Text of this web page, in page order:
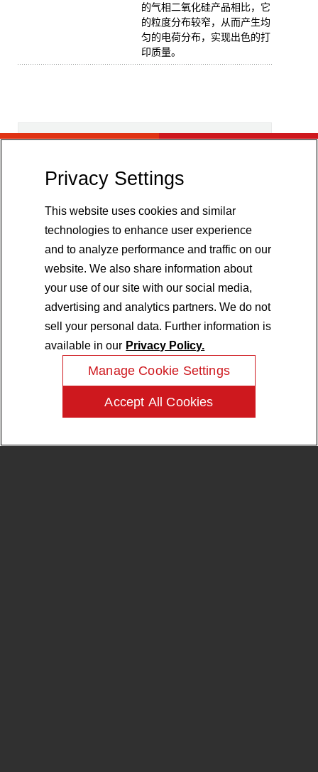
的气相二氧化硅产品相比，它
的粒度分布较窄，从而产生均
匀的电荷分布，实现出色的打
印质量。
我们的销售与客服团队可随时为您提供协
助。
安全数据表
进一步了解如何安全地处理我们的产品。
Privacy Settings
This website uses cookies and similar
technologies to enhance user experience
and to analyze performance and traffic on our
website. We also share information about
your use of our site with our social media,
advertising and analytics partners. We do not
sell your personal data. Further information is
available in our Privacy Policy.
Manage Cookie Settings
Accept All Cookies